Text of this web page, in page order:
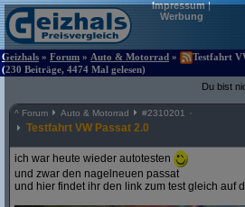
Impressum|
Werbung
Geizhals » Forum » Auto & Motorrad »
Testfahrt
(230 Beiträge, 4474 Mal gelesen)
Du bist
^ Forum Auto & Motorrad #2310201
Testfahrt VW Passat 2.0
ich war heute wieder autotesten
und zwar den nagelneuen passat
und hier findet ihr den link zum test gleich auf